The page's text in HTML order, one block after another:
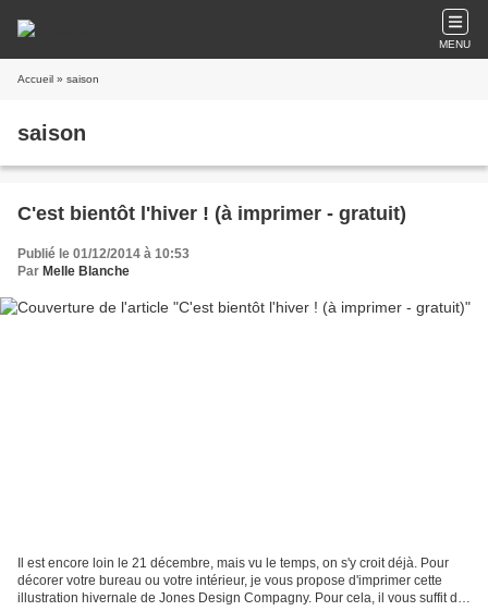
MENU
Accueil » saison
saison
C'est bientôt l'hiver ! (à imprimer - gratuit)
Publié le 01/12/2014 à 10:53
Par Melle Blanche
Il est encore loin le 21 décembre, mais vu le temps, on s'y croit déjà. Pour
décorer votre bureau ou votre intérieur, je vous propose d'imprimer cette
illustration hivernale de Jones Design Compagny. Pour cela, il vous suffit de